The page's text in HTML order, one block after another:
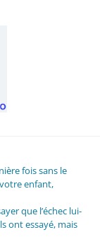
fois sans le
enfant,
que l’échec lui-
ont essayé, mais